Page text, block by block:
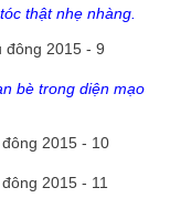
thật nhẹ nhàng.
bè trong diện mạo